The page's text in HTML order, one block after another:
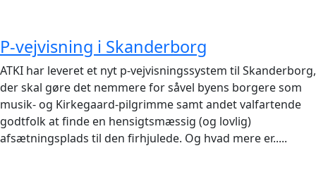
P-vejvisning i Skanderborg
ATKI har leveret et nyt p-vejvisningssystem til Skanderborg,
der skal gøre det nemmere for såvel byens borgere som
musik- og Kirkegaard-pilgrimme samt andet valfartende
godtfolk at finde en hensigtsmæssig (og lovlig)
afsætningsplads til den firhjulede. Og hvad mere er.....